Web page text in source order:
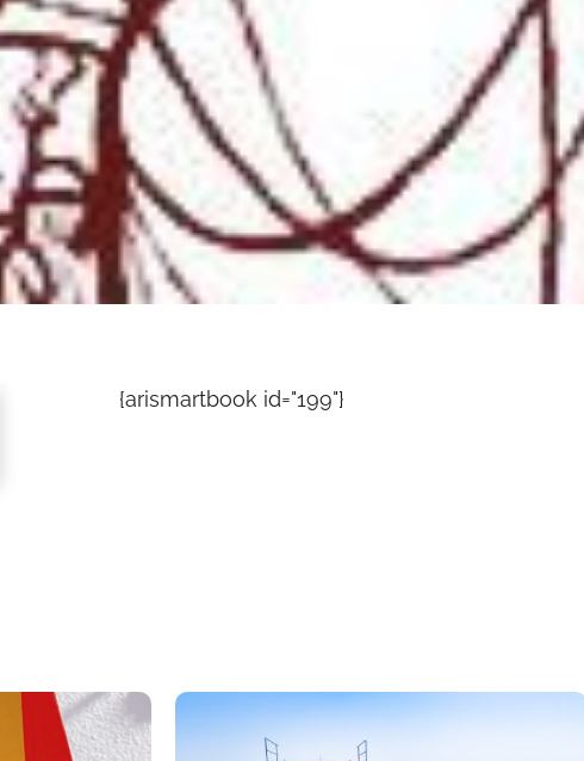
{arismartbook id="199"}